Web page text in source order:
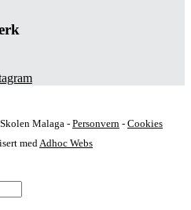
Malaga - Personvern - Cookies
med Adhoc Webs